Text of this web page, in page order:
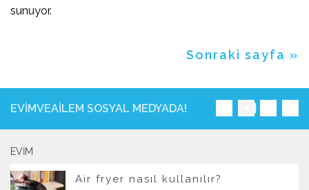
sunuyor.
Sonraki sayfa »
EVIMVEAILEM SOSYAL MEDYADA!
EVIM
Air fryer nasıl kullanılır?